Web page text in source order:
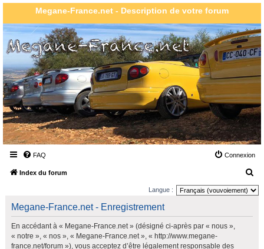
Megane-France.net - Description de votre forum
FAQ Connexion
Index du forum
e
Langue :
Megane-France.net - Enregistrement
En accédant à « Megane-France.net » (désigné ci-après par « nous »,
« notre », « nos », « Megane-France.net », « http://www.megane-
france.net/forum »), vous acceptez d’être légalement responsable des